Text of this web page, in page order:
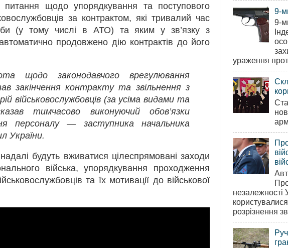
щодо упорядкування та поступового
за контрактом, які тривалий час
(у тому числі в АТО) та яким у зв’язку з
продовжено дію контрактів до його
щодо законодавчого врегулювання
закінчення контракту та звільнення з
військовослужбовців (за усіма видами та
тимчасово виконуючий обов’язки
персоналу — заступника начальника
України.
будуть вживатися цілеспрямовані заходи
війська, упорядкування проходження
та їх мотивації до військової
9-
9-
ураження
незалежності
розрізнення